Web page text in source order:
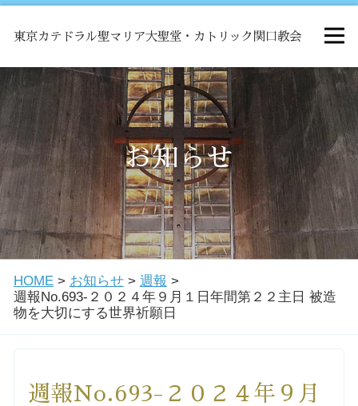
東京カテドラル聖マリア大聖堂・カトリック関口教会
HOME
ミサ
お知らせ
関口教会について
教会学校・中高生会
洗礼を希望される方
お知らせ
HOME> お知らせ> 週報 >
週報No.693-２０２４年９月１日年間第２２主日 被造
物を大切にする世界祈願日
週報No.693-２０２４年９月